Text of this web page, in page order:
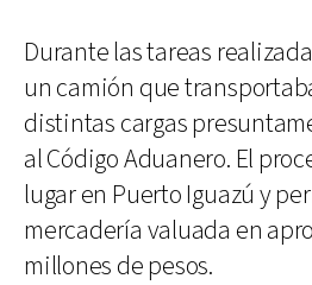
Durante las tareas
un camión que
distintas cargas
al Código Aduanero. El
lugar en Puerto Iguazú y
mercadería valuada en
millones de pesos.